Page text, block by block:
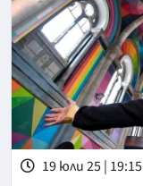
19 юли 25 | 19:15